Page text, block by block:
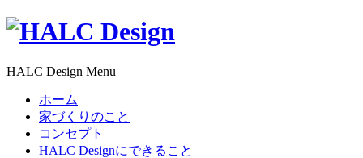
HALC Design Menu
ホーム
家づくりのこと
コンセプト
HALC Designにできること